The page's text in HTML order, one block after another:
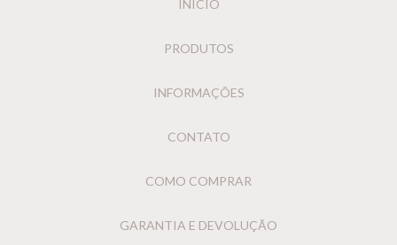
INÍCIO
PRODUTOS
INFORMAÇÕES
CONTATO
COMO COMPRAR
GARANTIA E DEVOLUÇÃO